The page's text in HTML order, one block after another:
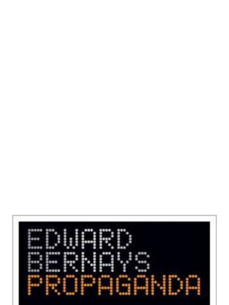
Propaganda
Zur Wunschliste hinzufügen
Die Kunst der Public Relations